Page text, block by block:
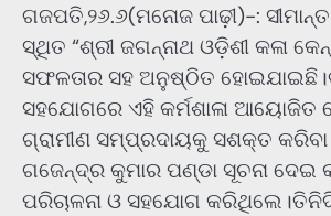
ଗଜପତି,୨୬.୬(ମନୋଜ ପାଢ଼ୀ)-:
ସ୍ଥିତ “ଶ୍ରୀ ଜଗନ୍ନାଥ ଓଡ଼ିଶୀ କଳା
ସଫଳତାର ସହ ଅନୁଷ୍ଠିତ
ସହଯୋଗରେ ଏହି କର୍ମଶାଳା ଆୟୋଜିତ
ଗ୍ରାମୀଣ ସମ୍ପ୍ରଦାୟକୁ ସଶକ୍ତ
ଗଜେନ୍ଦ୍ର କୁମାର ପଣ୍ଡା ସୂଚନା
ପରିଚାଳନା ଓ ସହଯୋଗ